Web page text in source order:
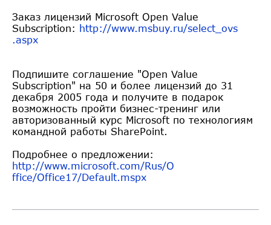
Заказ лицензий Microsoft Open Value
Subscription: http://www.msbuy.ru/select_ovs
.aspx
Подпишите соглашение "Open Value
Subscription" на 50 и более лицензий до 31
декабря 2005 года и получите в подарок
возможность пройти бизнес-тренинг или
авторизованный курс Microsoft по технологиям
командной работы SharePoint.
Подробнее о предложении:
http://www.microsoft.com/Rus/O
ffice/Office17/Default.mspx